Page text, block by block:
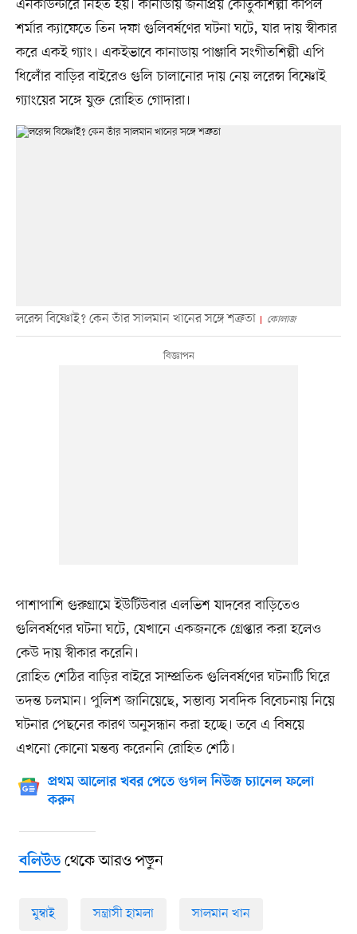
এনকাউন্টারে নিহত হয়। কানাডায় জনপ্রিয় কৌতুকশিল্পী কপিল
শর্মার ক্যাফেতে তিন দফা গুলিবর্ষণের ঘটনা ঘটে, যার দায় স্বীকার
করে একই গ্যাং। একইভাবে কানাডায় পাঞ্জাবি সংগীতশিল্পী এপি
ধিলোঁর বাড়ির বাইরেও গুলি চালানোর দায় নেয় লরেন্স বিষ্ণোই
গ্যাংয়ের সঙ্গে যুক্ত রোহিত গোদারা।
লরেন্স বিষ্ণোই? কেন তাঁর সালমান খানের সঙ্গে শত্রুতা কোলাজ
পাশাপাশি গুরুগ্রামে ইউটিউবার এলভিশ যাদবের বাড়িতেও
গুলিবর্ষণের ঘটনা ঘটে, যেখানে একজনকে গ্রেপ্তার করা হলেও
কেউ দায় স্বীকার করেনি।
রোহিত শেঠির বাড়ির বাইরে সাম্প্রতিক গুলিবর্ষণের ঘটনাটি ঘিরে
তদন্ত চলমান। পুলিশ জানিয়েছে, সম্ভাব্য সবদিক বিবেচনায় নিয়ে
ঘটনার পেছনের কারণ অনুসন্ধান করা হচ্ছে। তবে এ বিষয়ে
এখনো কোনো মন্তব্য করেননি রোহিত শেঠি।
প্রথম আলোর খবর পেতে গুগল নিউজ চ্যানেল ফলো
করুন
বলিউডথেকে আরও পড়ুন
মুম্বাই সন্ত্রাসী হামলা সালমান খান